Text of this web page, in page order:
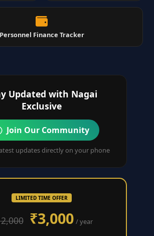
Personnel Finance Tracker
Updated with Nagai
Exclusive
Join Our Community
updates directly on your phone
LIMITED TIME OFFER
₹3,000 / year